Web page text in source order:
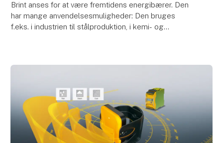
Brint anses for at være fremtidens energibærer. Den
har mange anvendelsesmuligheder: Den bruges
f.eks. i industrien til stålproduktion, i kemi- og